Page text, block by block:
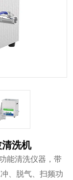
洗机
能清洗仪器，带
、脱气、扫频功